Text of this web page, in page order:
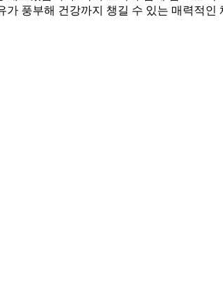
풍부해 건강까지 챙길 수 있는 매력적인